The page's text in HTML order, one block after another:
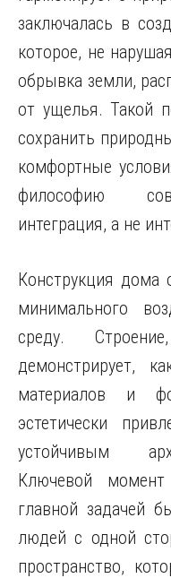
заключалась в
которое, не
обрывка земли,
от ущелья. Такой
сохранить
комфортные
философию
интеграция, а не
Конструкция дома
минимального
среду.
демонстрирует,
материалов и
эстетически
устойчивым
Ключевой
главной задачей
людей с одной
пространство,